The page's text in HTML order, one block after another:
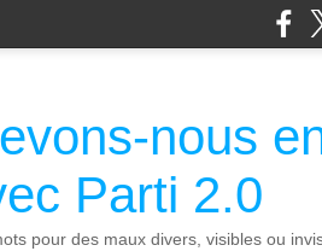
nous
Parti 2.0
pour des maux divers, visibles ou